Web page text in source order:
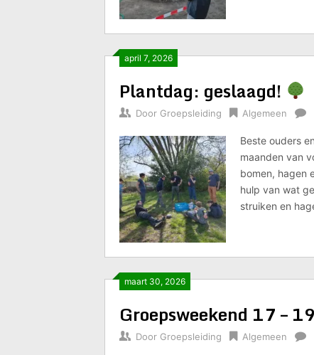
april 7, 2026
Plantdag: geslaagd!
Door Groepsleiding Algemeen
Beste ouders
maanden van
bomen, hagen
hulp van wat
struiken en
maart 30, 2026
Groepsweekend 17 –
Door Groepsleiding Algemeen